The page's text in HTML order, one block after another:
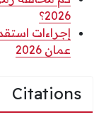
2026؟
إجراءات
عمان 2026
Citations